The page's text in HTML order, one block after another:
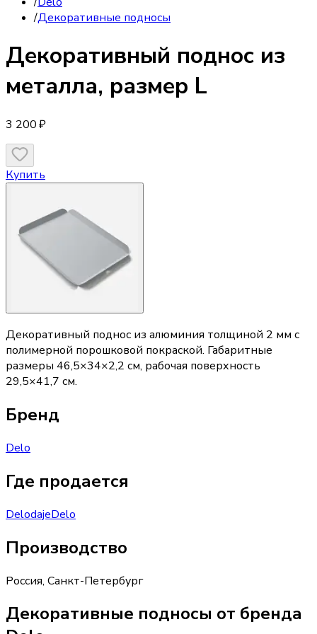
/Декоративные подносы
Декоративный поднос из
металла, размер L
3 200 ₽
Купить
Декоративный поднос из алюминия толщиной 2 мм с
полимерной порошковой покраской. Габаритные
размеры 46,5×34×2,2 см, рабочая поверхность
29,5×41,7 см.
Бренд
Delo
Где продается
DelodajeDelo
Производство
Россия, Санкт-Петербург
Декоративные подносы от бренда